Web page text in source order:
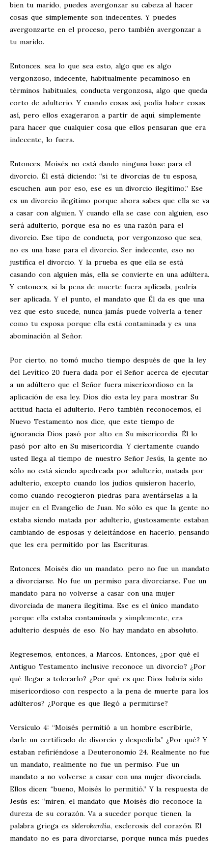
bien tu marido, puedes avergonzar su cabeza al hacer
cosas que simplemente son indecentes. Y puedes
avergonzarte en el proceso, pero también avergonzar a
tu marido.
Entonces, sea lo que sea esto, algo que es algo
vergonzoso, indecente, habitualmente pecaminoso en
términos habituales, conducta vergonzosa, algo que queda
corto de adulterio. Y cuando cosas así, podía haber cosas
así, pero ellos exageraron a partir de aquí, simplemente
para hacer que cualquier cosa que ellos pensaran que era
indecente, lo fuera.
Entonces, Moisés no está dando ninguna base para el
divorcio. Él está diciendo: “si te divorcias de tu esposa,
escuchen, aun por eso, ese es un divorcio ilegítimo.” Ese
es un divorcio ilegítimo porque ahora sabes que ella se va
a casar con alguien. Y cuando ella se case con alguien, eso
será adulterio, porque esa no es una razón para el
divorcio. Ese tipo de conducta, por vergonzoso que sea,
no es una base para el divorcio. Ser indecente, eso no
justifica el divorcio. Y la prueba es que ella se está
casando con alguien más, ella se convierte en una adúltera.
Y entonces, si la pena de muerte fuera aplicada, podría
ser aplicada. Y el punto, el mandato que Él da es que una
vez que esto sucede, nunca jamás puede volverla a tener
como tu esposa porque ella está contaminada y es una
abominación al Señor.
Por cierto, no tomó mucho tiempo después de que la ley
del Levítico 20 fuera dada por el Señor acerca de ejecutar
a un adúltero que el Señor fuera misericordioso en la
aplicación de esa ley. Dios dio esta ley para mostrar Su
actitud hacia el adulterio. Pero también reconocemos, el
Nuevo Testamento nos dice, que este tiempo de
ignorancia Dios pasó por alto en Su misericordia. Él lo
pasó por alto en Su misericordia. Y ciertamente cuando
usted llega al tiempo de nuestro Señor Jesús, la gente no
sólo no está siendo apedreada por adulterio, matada por
adulterio, excepto cuando los judíos quisieron hacerlo,
como cuando recogieron piedras para aventárselas a la
mujer en el Evangelio de Juan. No sólo es que la gente no
estaba siendo matada por adulterio, gustosamente estaban
cambiando de esposas y deleitándose en hacerlo, pensando
que les era permitido por las Escrituras.
Entonces, Moisés dio un mandato, pero no fue un mandato
a divorciarse. No fue un permiso para divorciarse. Fue un
mandato para no volverse a casar con una mujer
divorciada de manera ilegítima. Ese es el único mandato
porque ella estaba contaminada y simplemente, era
adulterio después de eso. No hay mandato en absoluto.
Regresemos, entonces, a Marcos. Entonces, ¿por qué el
Antiguo Testamento inclusive reconoce un divorcio? ¿Por
qué llegar a tolerarlo? ¿Por qué es que Dios habría sido
misericordioso con respecto a la pena de muerte para los
adúlteros? ¿Porque es que llegó a permitirse?
Versículo 4: “Moisés permitió a un hombre escribirle,
darle un certificado de divorcio y despedirla.” ¿Por qué? Y
estaban refiriéndose a Deuteronomio 24. Realmente no fue
un mandato, realmente no fue un permiso. Fue un
mandato a no volverse a casar con una mujer divorciada.
Ellos dicen: “bueno, Moisés lo permitió.” Y la respuesta de
Jesús es: “miren, el mandato que Moisés dio reconoce la
dureza de su corazón. Va a suceder porque tienen, la
palabra griega es sklerokardia, esclerosis del corazón. El
mandato no es para divorciarse, porque nunca más puedes